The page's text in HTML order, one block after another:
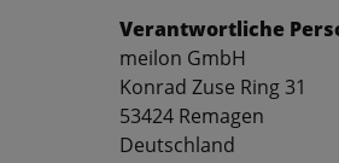
Verantwortliche
meilon GmbH
Konrad Zuse Ring 31
53424 Remagen
Deutschland